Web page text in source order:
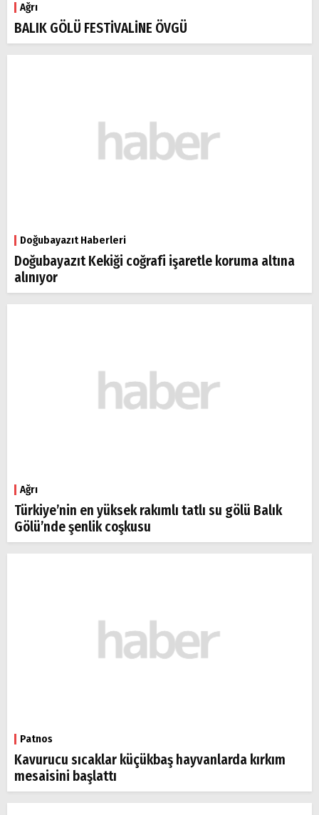
Ağrı
BALIK GÖLÜ FESTİVALİNE ÖVGÜ
Doğubayazıt Haberleri
Doğubayazıt Kekiği coğrafi işaretle koruma altına
alınıyor
Ağrı
Türkiye’nin en yüksek rakımlı tatlı su gölü Balık
Gölü’nde şenlik coşkusu
Patnos
Kavurucu sıcaklar küçükbaş hayvanlarda kırkım
mesaisini başlattı